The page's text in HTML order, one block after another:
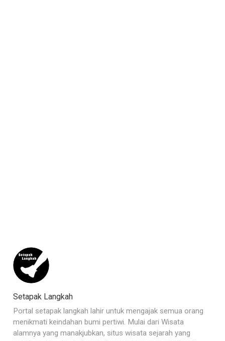
Setapak Langkah
Portal setapak langkah lahir untuk mengajak semua orang
menikmati keindahan bumi pertiwi. Mulai dari Wisata
alamnya yang manakjubkan, situs wisata sejarah yang